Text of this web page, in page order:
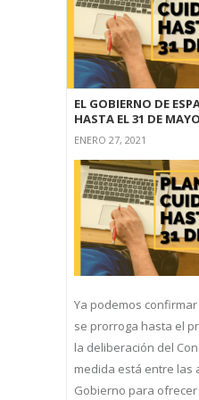
EL GOBIERNO DE
HASTA EL 31 DE
ENERO 27, 2021
Ya podemos
se prorroga hasta el
la deliberación del
medida está entre las
Gobierno para